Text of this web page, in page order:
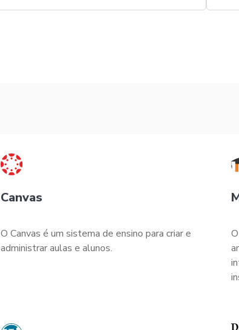
Canvas
O Canvas é um sistema de ensino para criar e
administrar aulas e alunos.